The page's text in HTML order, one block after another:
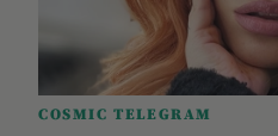
COSMIC TELEGRAM